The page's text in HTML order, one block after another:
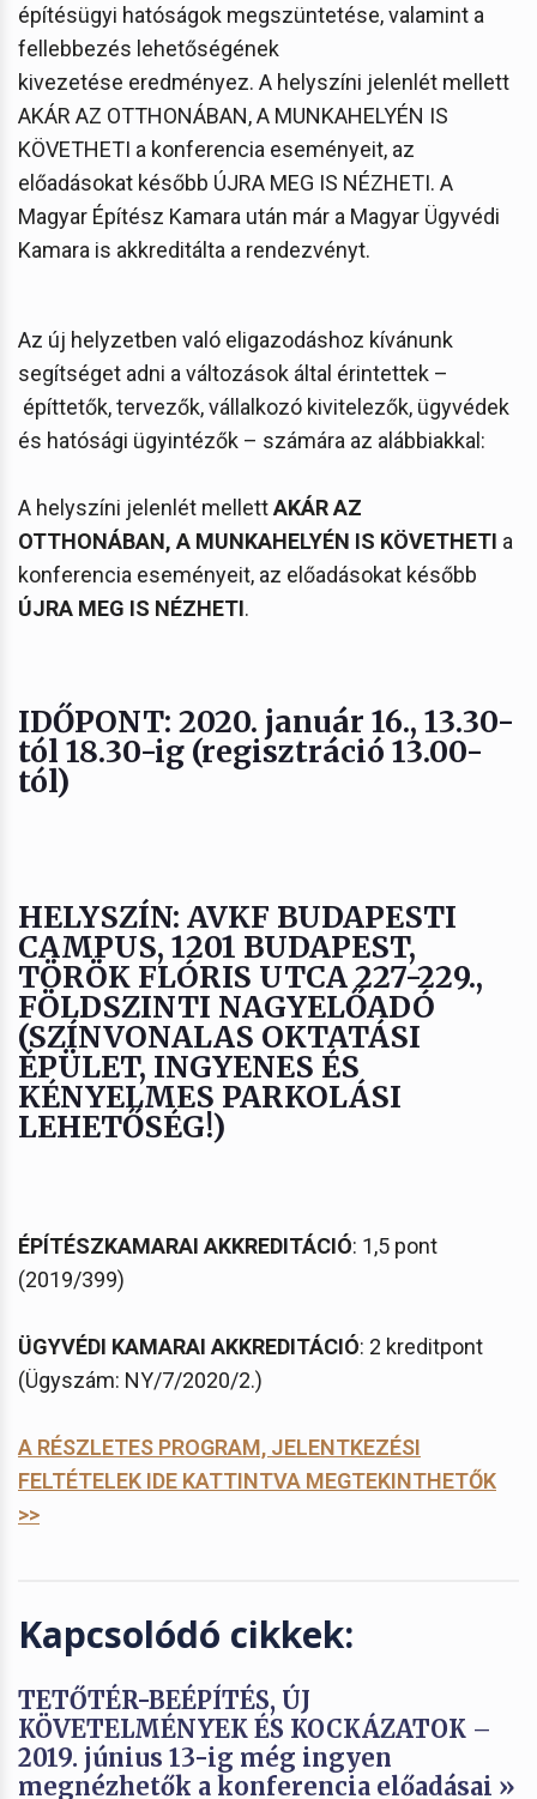
építésügyi hatóságok megszüntetése, valamint a
fellebbezés lehetőségének
kivezetése eredményez. A helyszíni jelenlét mellett
AKÁR AZ OTTHONÁBAN, A MUNKAHELYÉN IS
KÖVETHETI a konferencia eseményeit, az
előadásokat később ÚJRA MEG IS NÉZHETI. A
Magyar Építész Kamara után már a Magyar Ügyvédi
Kamara is akkreditálta a rendezvényt.
Az új helyzetben való eligazodáshoz kívánunk
segítséget adni a változások által érintettek –
építtetők, tervezők, vállalkozó kivitelezők, ügyvédek
és hatósági ügyintézők – számára az alábbiakkal:
A helyszíni jelenlét mellettAKÁR AZ
OTTHONÁBAN, A MUNKAHELYÉN IS KÖVETHETI a
konferencia eseményeit, az előadásokat később
ÚJRA MEG IS NÉZHETI.
IDŐPONT: 2020. január 16., 13.30-
tól 18.30-ig (regisztráció 13.00-
tól)
HELYSZÍN: AVKF BUDAPESTI
CAMPUS, 1201 BUDAPEST,
TÖRÖK FLÓRIS UTCA 227-229.,
FÖLDSZINTI NAGYELŐADÓ
(SZÍNVONALAS OKTATÁSI
ÉPÜLET, INGYENES ÉS
KÉNYELMES PARKOLÁSI
LEHETŐSÉG!)
ÉPÍTÉSZKAMARAI AKKREDITÁCIÓ: 1,5 pont
(2019/399)
ÜGYVÉDI KAMARAI AKKREDITÁCIÓ: 2 kreditpont
(Ügyszám: NY/7/2020/2.)
A RÉSZLETES PROGRAM, JELENTKEZÉSI
FELTÉTELEK IDE KATTINTVA MEGTEKINTHETŐK
>>
Kapcsolódó cikkek:
TETŐTÉR-BEÉPÍTÉS, ÚJ
KÖVETELMÉNYEK ÉS KOCKÁZATOK –
2019. június 13-ig még ingyen
megnézhetők a konferencia előadásai »